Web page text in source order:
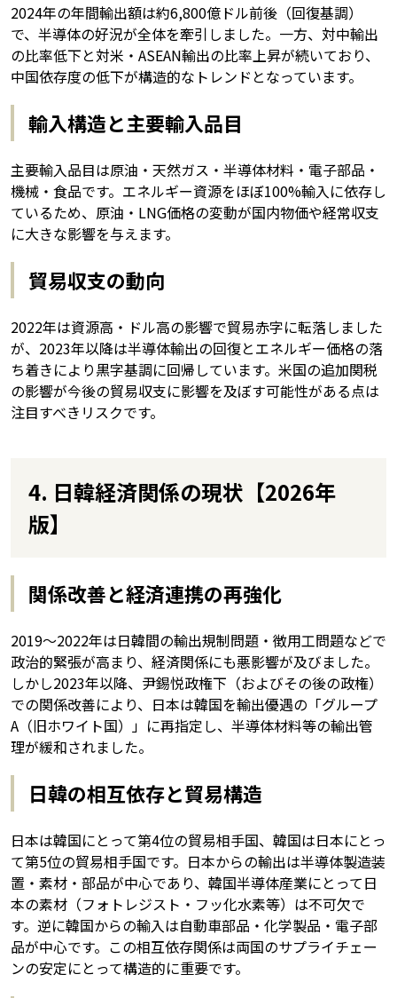
2024年の年間輸出額は約6,800億ドル前後（回復基調）
で、半導体の好況が全体を牽引しました。一方、対中輸出
の比率低下と対米・ASEAN輸出の比率上昇が続いており、
中国依存度の低下が構造的なトレンドとなっています。
輸入構造と主要輸入品目
主要輸入品目は原油・天然ガス・半導体材料・電子部品・
機械・食品です。エネルギー資源をほぼ100%輸入に依存し
ているため、原油・LNG価格の変動が国内物価や経常収支
に大きな影響を与えます。
貿易収支の動向
2022年は資源高・ドル高の影響で貿易赤字に転落しました
が、2023年以降は半導体輸出の回復とエネルギー価格の落
ち着きにより黒字基調に回帰しています。米国の追加関税
の影響が今後の貿易収支に影響を及ぼす可能性がある点は
注目すべきリスクです。
4. 日韓経済関係の現状【2026年
版】
関係改善と経済連携の再強化
2019〜2022年は日韓間の輸出規制問題・徴用工問題などで
政治的緊張が高まり、経済関係にも悪影響が及びました。
しかし2023年以降、尹錫悦政権下（およびその後の政権）
での関係改善により、日本は韓国を輸出優遇の「グループ
A（旧ホワイト国）」に再指定し、半導体材料等の輸出管
理が緩和されました。
日韓の相互依存と貿易構造
日本は韓国にとって第4位の貿易相手国、韓国は日本にとっ
て第5位の貿易相手国です。日本からの輸出は半導体製造装
置・素材・部品が中心であり、韓国半導体産業にとって日
本の素材（フォトレジスト・フッ化水素等）は不可欠で
す。逆に韓国からの輸入は自動車部品・化学製品・電子部
品が中心です。この相互依存関係は両国のサプライチェー
ンの安定にとって構造的に重要です。